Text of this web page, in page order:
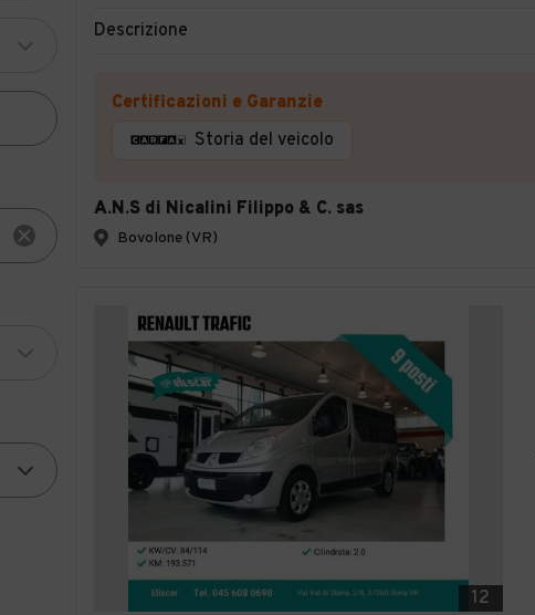
Descrizione
Certificazioni e Garanzie
Storia del veicolo
A.N.S di Nicalini Filippo & C. sas
Bovolone (VR)
12